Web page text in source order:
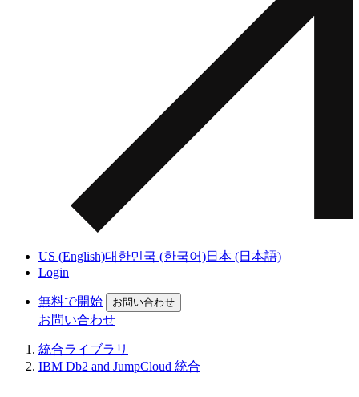
US (English)대한민국 (한국어)日本 (日本語)
Login
無料で開始 お問い合わせ
お問い合わせ
統合ライブラリ
IBM Db2 and JumpCloud 統合